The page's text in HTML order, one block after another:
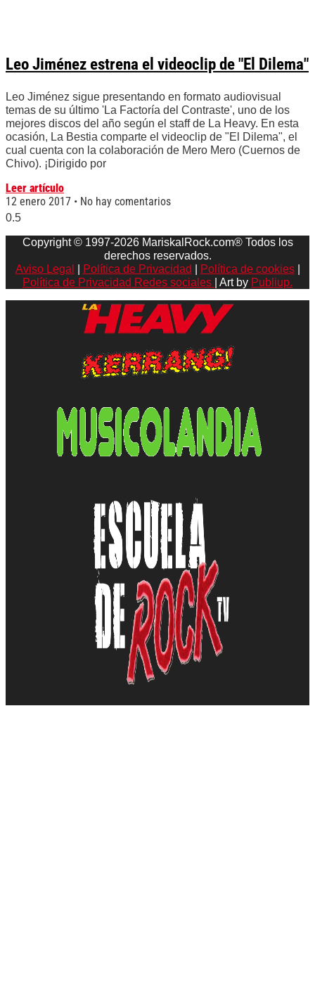
Leo Jiménez estrena el videoclip de "El Dilema"
Leo Jiménez sigue presentando en formato audiovisual
temas de su último 'La Factoría del Contraste', uno de los
mejores discos del año según el staff de La Heavy. En esta
ocasión, La Bestia comparte el videoclip de "El Dilema", el
cual cuenta con la colaboración de Mero Mero (Cuernos de
Chivo). ¡Dirigido por
Leer artículo
12 enero 2017
No hay comentarios
Copyright © 1997-2026 MariskalRock.com® Todos los
derechos reservados.
Aviso Legal
Política de Privacidad Política de cookies|
Política de Privacidad Redes sociales
| Art by Publiup.